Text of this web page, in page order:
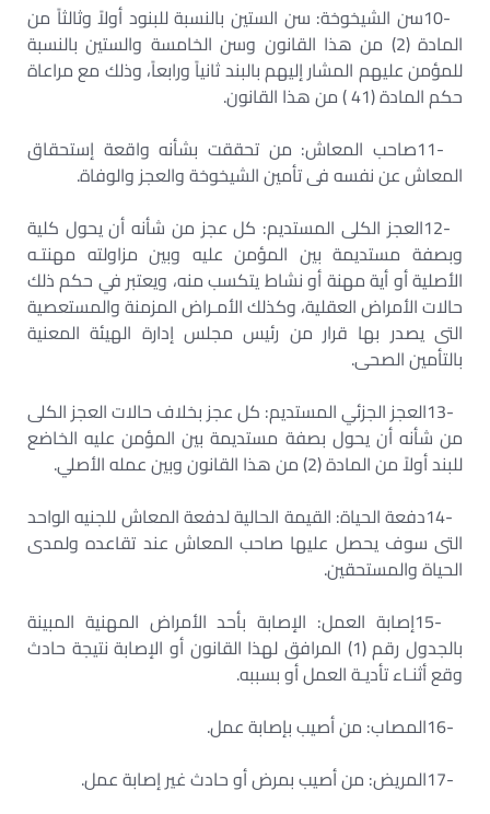
10-سن الشيخوخة: سن الستين بالنسبة للبنود أولاً وثالثاً من
المادة (2) من هذا القانون وسن الخامسة والستين بالنسبة
للمؤمن عليهم المشار إليهم بالبند ثانياً ورابعاً، وذلك مع مراعاة
حكم المادة (41 ) من هذا القانون
.
11-صاحب المعاش: من تحققت بشأنه واقعة إستحقاق
المعاش عن نفسه فى تأمين الشيخوخة والعجز والوفاة.
12-العجز الكلى المستديم: كل عجز من شأنه أن يحول كلية
وبصفة مستديمة بين المؤمن عليه وبين مزاولته مهنتـه
الأصلية أو أية مهنة أو نشاط يتكسب منه، ويعتبر في حكم ذلك
حالات الأمراض العقلية، وكذلك الأمـراض المزمنة والمستعصية
التى يصدر بها قرار من رئيس مجلس إدارة الهيئة المعنية
بالتأمين الصحى.
13-العجز الجزئي المستديم: كل عجز بخلاف حالات العجز الكلى
من شأنه أن يحول بصفة مستديمة بين المؤمن عليه الخاضع
للبند أولاً من المادة (2) من هذا القانون وبين عمله الأصلي
.
14-دفعة الحياة: القيمة الحالية لدفعة المعاش للجنيه الواحد
التى سوف يحصل عليها صاحب المعاش عند تقاعده ولمدى
الحياة والمستحقين.
15-إصابة العمل: الإصابة بأحد الأمراض المهنية المبينة
بالجدول رقم (1) المرافق لهذا القانون أو الإصابة نتيجة حادث
وقع أثنـاء تأديـة العمل أو بسببه.
16-المصاب: من أصيب بإصابة عمل.
17-المريض: من أصيب بمرض أو حادث غير إصابة عمل.